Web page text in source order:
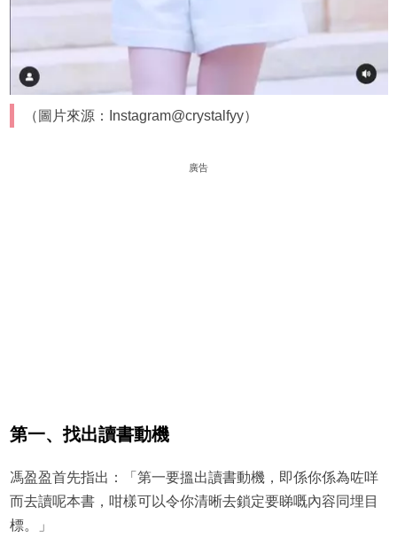
（圖片來源：Instagram@crystalfyy）
廣告
第一、找出讀書動機
馮盈盈首先指出：「第一要搵出讀書動機，即係你係為咗咩
而去讀呢本書，咁樣可以令你清晰去鎖定要睇嘅內容同埋目
標。」